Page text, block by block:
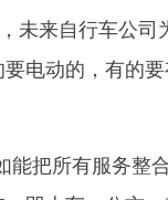
未来自行车公
电动的，有的
把所有服务整